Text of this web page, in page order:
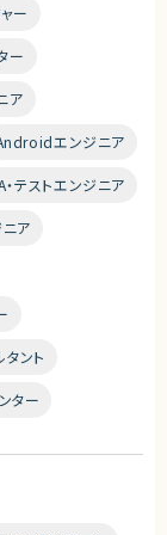
ー
ー
ア
エンジニア
・テストエンジニア
ア
タント
ター